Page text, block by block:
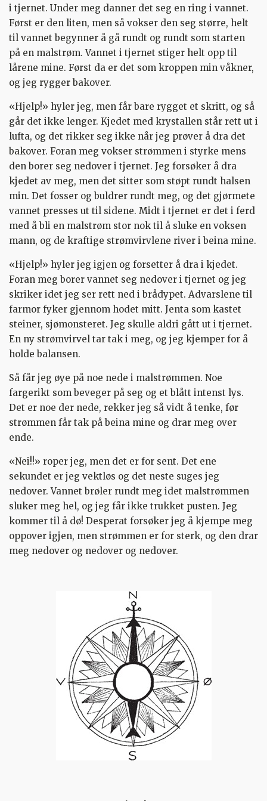
i tjernet. Under meg danner det seg en ring i vannet.
Først er den liten, men så vokser den seg større, helt
til vannet begynner å gå rundt og rundt som starten
på en malstrøm. Vannet i tjernet stiger helt opp til
lårene mine. Først da er det som kroppen min våkner,
og jeg rygger bakover.
«Hjelp!» hyler jeg, men får bare rygget et skritt, og så
går det ikke lenger. Kjedet med krystallen står rett ut i
lufta, og det rikker seg ikke når jeg prøver å dra det
bakover. Foran meg vokser strømmen i styrke mens
den borer seg nedover i tjernet. Jeg forsøker å dra
kjedet av meg, men det sitter som støpt rundt halsen
min. Det fosser og buldrer rundt meg, og det gjørmete
vannet presses ut til sidene. Midt i tjernet er det i ferd
med å bli en malstrøm stor nok til å sluke en voksen
mann, og de kraftige strømvirvlene river i beina mine.
«Hjelp!» hyler jeg igjen og forsetter å dra i kjedet.
Foran meg borer vannet seg nedover i tjernet og jeg
skriker idet jeg ser rett ned i brådypet. Advarslene til
farmor fyker gjennom hodet mitt. Jenta som kastet
steiner, sjømonsteret. Jeg skulle aldri gått ut i tjernet.
En ny strømvirvel tar tak i meg, og jeg kjemper for å
holde balansen.
Så får jeg øye på noe nede i malstrømmen. Noe
fargerikt som beveger på seg og et blått intenst lys.
Det er noe der nede, rekker jeg så vidt å tenke, før
strømmen får tak på beina mine og drar meg over
ende.
«Nei!!» roper jeg, men det er for sent. Det ene
sekundet er jeg vektløs og det neste suges jeg
nedover. Vannet brøler rundt meg idet malstrømmen
sluker meg hel, og jeg får ikke trukket pusten. Jeg
kommer til å dø! Desperat forsøker jeg å kjempe meg
oppover igjen, men strømmen er for sterk, og den drar
meg nedover og nedover og nedover.